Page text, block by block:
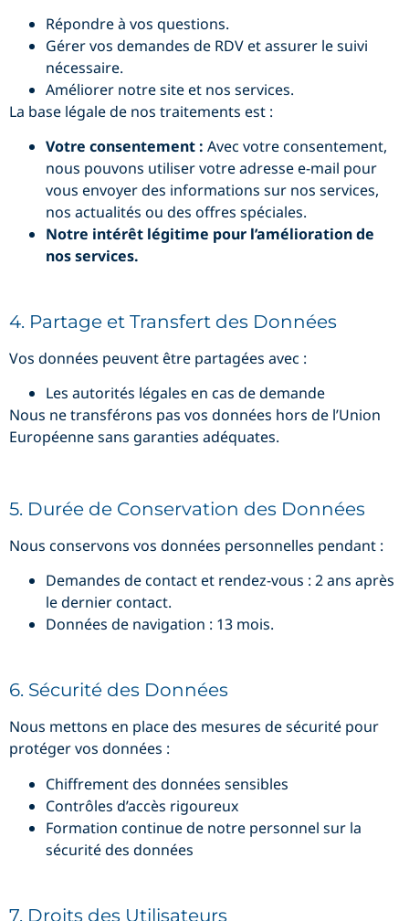
Répondre à vos questions.
Gérer vos demandes de RDV et assurer le suivi
nécessaire.
Améliorer notre site et nos services.
La base légale de nos traitements est :
Votre consentement : Avec votre consentement,
nous pouvons utiliser votre adresse e-mail pour
vous envoyer des informations sur nos services,
nos actualités ou des offres spéciales.
Notre intérêt légitime pour l’amélioration de
nos services.
4. Partage et Transfert des Données
Vos données peuvent être partagées avec :
Les autorités légales en cas de demande
Nous ne transférons pas vos données hors de l’Union
Européenne sans garanties adéquates.
5. Durée de Conservation des Données
Nous conservons vos données personnelles pendant :
Demandes de contact et rendez-vous : 2 ans après
le dernier contact.
Données de navigation : 13 mois.
6. Sécurité des Données
Nous mettons en place des mesures de sécurité pour
protéger vos données :
Chiffrement des données sensibles
Contrôles d’accès rigoureux
Formation continue de notre personnel sur la
sécurité des données
7. Droits des Utilisateurs